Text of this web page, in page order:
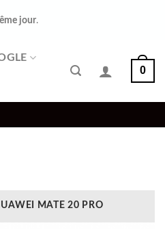
jour.
0
MATE 20 PRO